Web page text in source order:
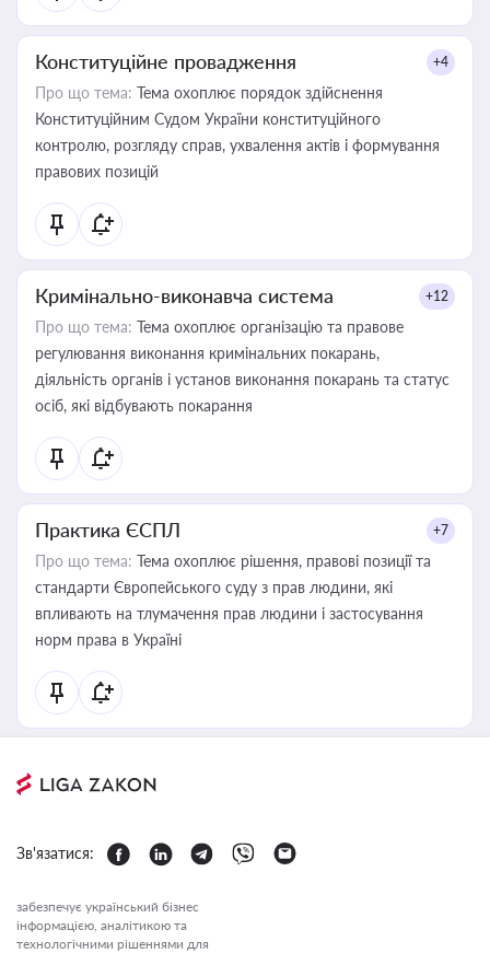
Конституційне провадження +4
Про що тема: Тема охоплює порядок здійснення
Конституційним Судом України конституційного
контролю, розгляду справ, ухвалення актів і формування
правових позицій
Кримінально-виконавча система +12
Про що тема: Тема охоплює організацію та правове
регулювання виконання кримінальних покарань,
діяльність органів і установ виконання покарань та статус
осіб, які відбувають покарання
Практика ЄСПЛ +7
Про що тема: Тема охоплює рішення, правові позиції та
стандарти Європейського суду з прав людини, які
впливають на тлумачення прав людини і застосування
норм права в Україні
Зв'язатися:
забезпечує український бізнес
інформацією, аналітикою та
технологічними рішеннями для